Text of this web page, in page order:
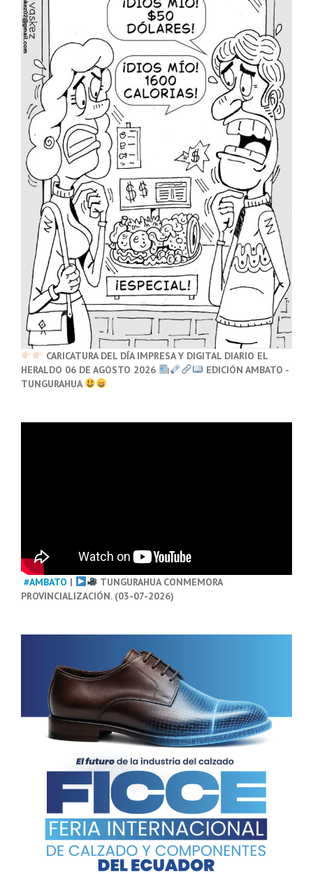
CARICATURA DEL DÍA IMPRESA Y DIGITAL DIARIO EL
HERALDO 06 DE AGOSTO 2026
EDICIÓN AMBATO -
TUNGURAHUA
#AMBATO |
TUNGURAHUA CONMEMORA
PROVINCIALIZACIÓN. (03-07-2026)